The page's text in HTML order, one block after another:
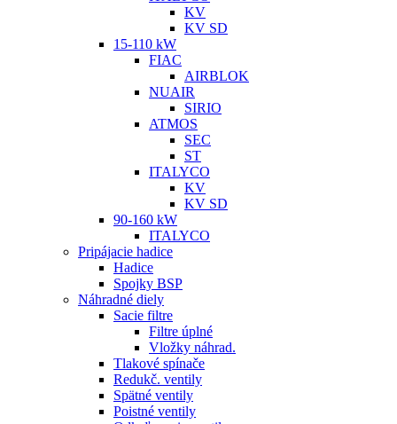
KV
KV SD
15-110 kW
FIAC
AIRBLOK
NUAIR
SIRIO
ATMOS
SEC
ST
ITALYCO
KV
KV SD
90-160 kW
ITALYCO
Pripájacie hadice
Hadice
Spojky BSP
Náhradné diely
Sacie filtre
Filtre úplné
Vložky náhrad.
Tlakové spínače
Redukč. ventily
Spätné ventily
Poistné ventily